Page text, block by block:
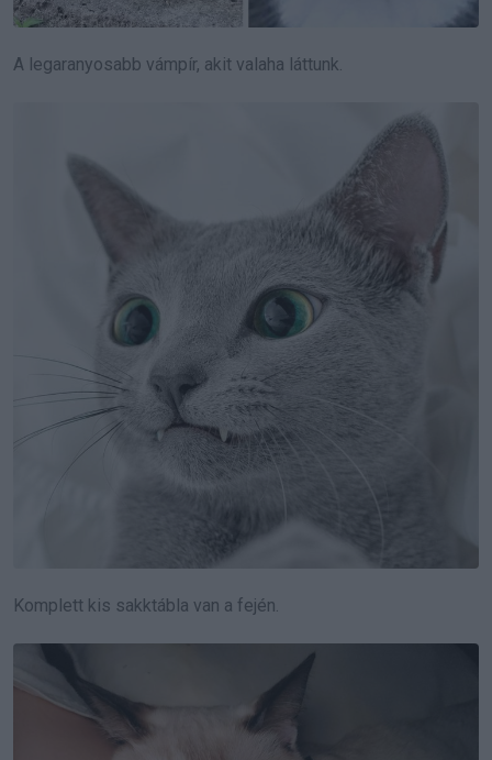
A legaranyosabb vámpír, akit valaha láttunk.
Komplett kis sakktábla van a fején.